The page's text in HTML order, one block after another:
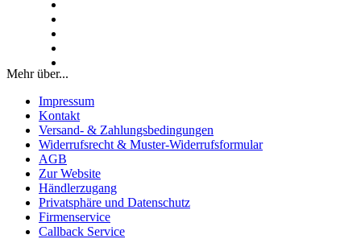
Mehr über...
Impressum
Kontakt
Versand- & Zahlungsbedingungen
Widerrufsrecht & Muster-Widerrufsformular
AGB
Zur Website
Händlerzugang
Privatsphäre und Datenschutz
Firmenservice
Callback Service